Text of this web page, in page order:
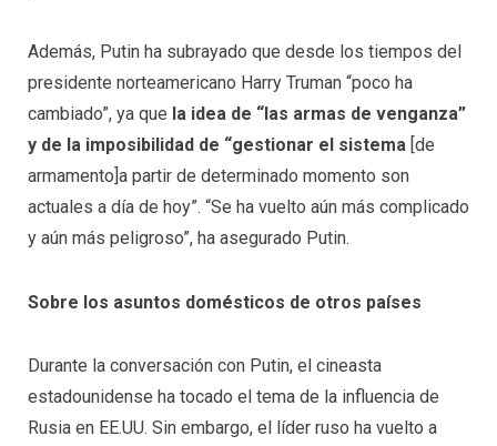
Además, Putin ha subrayado que desde los tiempos del
presidente norteamericano Harry Truman “poco ha
cambiado”, ya que la idea de “las armas de venganza”
y de la imposibilidad de “gestionar el sistema [de
armamento]a partir de determinado momento son
actuales a día de hoy”. “Se ha vuelto aún más complicado
y aún más peligroso”, ha asegurado Putin.
Sobre los asuntos domésticos de otros países
Durante la conversación con Putin, el cineasta
estadounidense ha tocado el tema de la influencia de
Rusia en EE.UU. Sin embargo, el líder ruso ha vuelto a